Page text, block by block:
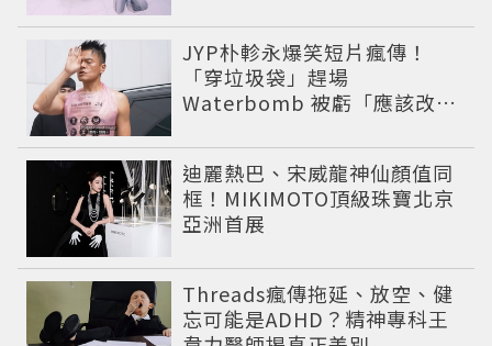
JYP朴軫永爆笑短片瘋傳！
「穿垃圾袋」趕場
Waterbomb 被虧「應該改名
迪麗熱巴、宋威龍神仙顏值同
框！MIKIMOTO頂級珠寶北京
亞洲首展
Threads瘋傳拖延、放空、健
忘可能是ADHD？精神專科王